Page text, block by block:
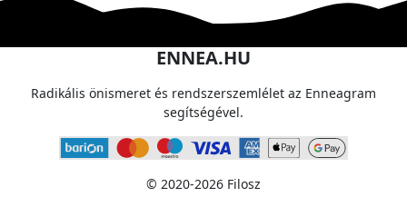
ENNEA.HU
Radikális önismeret és rendszerszemlélet az Enneagram
segítségével.
© 2020-2026 Filosz